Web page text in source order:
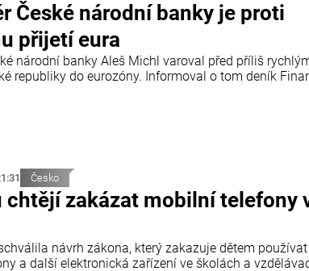
České národní banky je proti
přijetí eura
národní banky Aleš Michl varoval před příliš
republiky do eurozóny. Informoval o tom deník
Česko
chtějí zakázat mobilní telefony
návrh zákona, který zakazuje dětem používat
a další elektronická zařízení ve školách a